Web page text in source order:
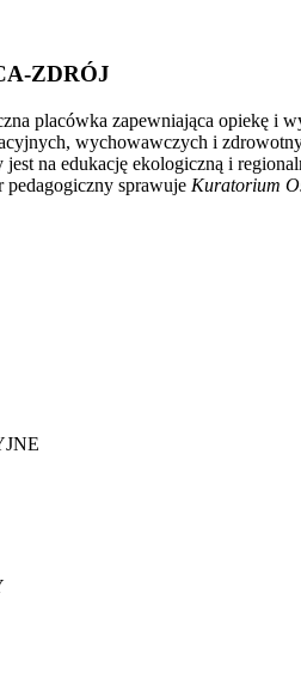
ZDRÓJ
placówka zapewniająca opiekę i
wychowawczych i
na edukację ekologiczną i
pedagogiczny sprawuje Kuratorium